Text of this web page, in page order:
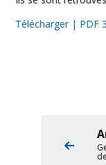
Télécharger | PDF